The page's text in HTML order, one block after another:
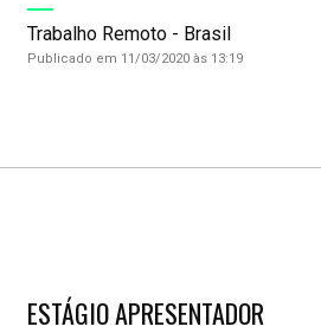
Trabalho Remoto - Brasil
Publicado em 11/03/2020 às 13:19
ESTÁGIO APRESENTADOR